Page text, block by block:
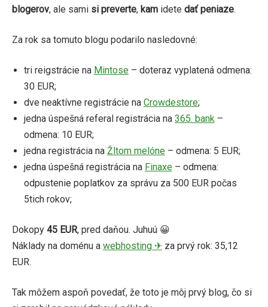
blogerov, ale sami si preverte, kamidete dať peniaze.
Za rok sa tomuto blogu podarilo nasledovné:
tri reigstrácie na Mintose – doteraz vyplatená odmena:
30 EUR;
dve neaktívne registrácie na Crowdestore;
jedna úspešná referal registrácia na 365. bank–
odmena: 10 EUR;
jedna registrácia na Žltom melóne – odmena: 5 EUR;
jedna úspešná registrácia na Finaxe – odmena:
odpustenie poplatkov za správu za 500 EUR počas
5tich rokov;
Dokopy 45 EUR, pred daňou. Juhuú 😀
Náklady na doménu a webhosting ✈za prvý rok: 35,12
EUR.
Tak môžem aspoň povedať, že toto je môj prvý blog, čo si